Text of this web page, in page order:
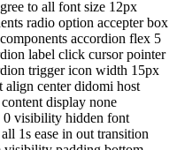
to all font size 12px
radio option accepter box
accordion flex 5
label click cursor pointer
trigger icon width 15px
center didomi host
display none
0 visibility hidden font
1s ease in out transition